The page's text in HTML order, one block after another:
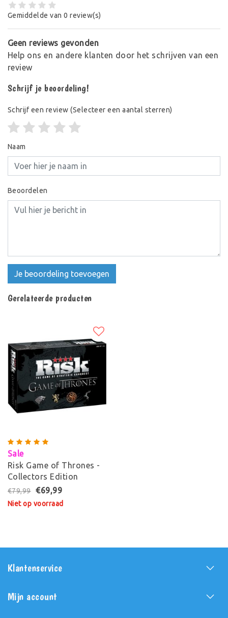
Gemiddelde van 0 review(s)
Geen reviews gevonden
Help ons en andere klanten door het schrijven van een
review
Schrijf je beoordeling!
Schrijf een review (Selecteer een aantal sterren)
Naam
Beoordelen
Je beoordeling toevoegen
Gerelateerde producten
Sale
Risk Game of Thrones -
Collectors Edition
€79,99 €69,99
Niet op voorraad
Klantenservice
Mijn account